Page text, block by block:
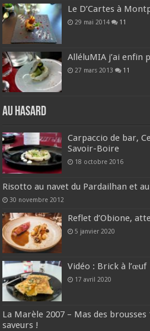
Le D’Cartes à
29 mai 2014 11
AlléluMIA j’ai enfin
27 mars 2013 11
Au hasard
Carpaccio de bar,
Savoir-Boire
18 octobre 2016
Risotto au navet du Pardailhan et
30 novembre 2012
Reflet d’Obione,
5 janvier 2020
Vidéo : Brick à l’œuf
17 avril 2020
La Marèle 2007 – Mas des
saveurs !